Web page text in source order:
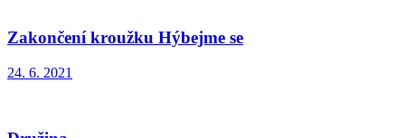
Zakončení kroužku Hýbejme se
24. 6. 2021